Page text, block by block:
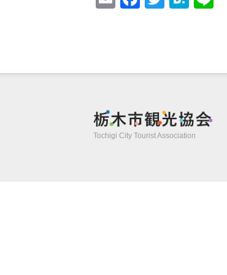
b
o
k
a
Tochigi City Tourist Association